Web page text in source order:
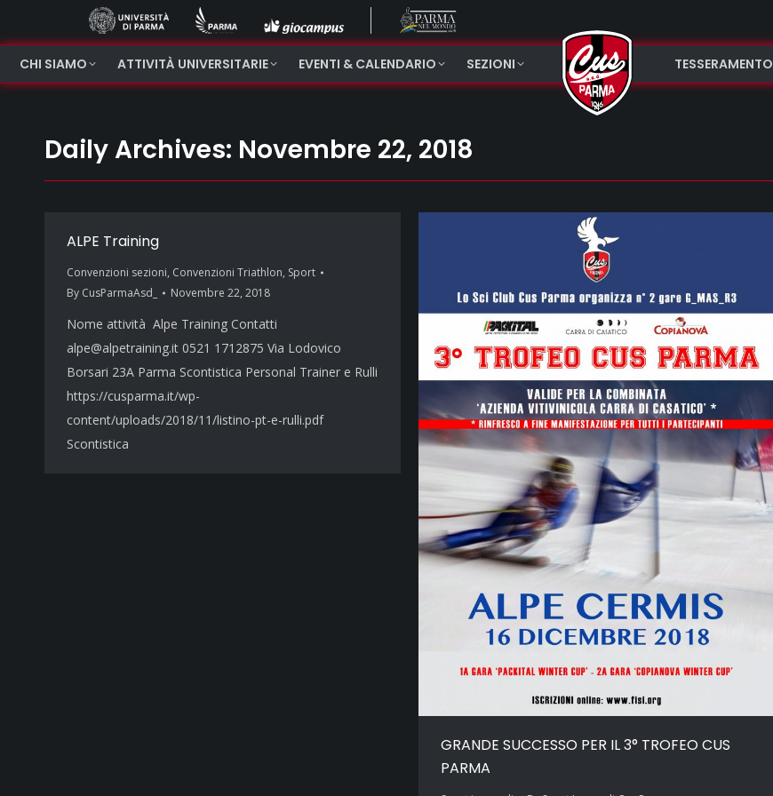
CHI SIAMO ATTIVITÀ UNIVERSITARIE EVENTI & CALENDARIO SEZIONI TESSERAMENTO
Daily Archives: Novembre 22, 2018
ALPE Training
Convenzioni sezioni, Convenzioni Triathlon, Sport
By CusParmaAsd_ Novembre 22, 2018
Nome attività Alpe Training Contatti
alpe@alpetraining.it 0521 1712875 Via Lodovico
Borsari 23A Parma Scontistica Personal Trainer e Rulli
https://cusparma.it/wp-
content/uploads/2018/11/listino-pt-e-rulli.pdf
Scontistica
GRANDE SUCCESSO PER IL 3° TROFEO CUS
PARMA